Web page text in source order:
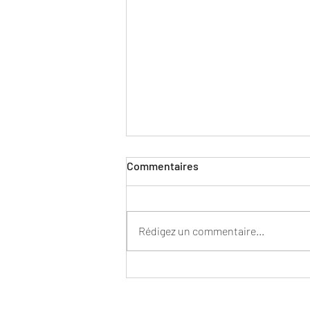
Commentaires
Rédigez un commentaire...